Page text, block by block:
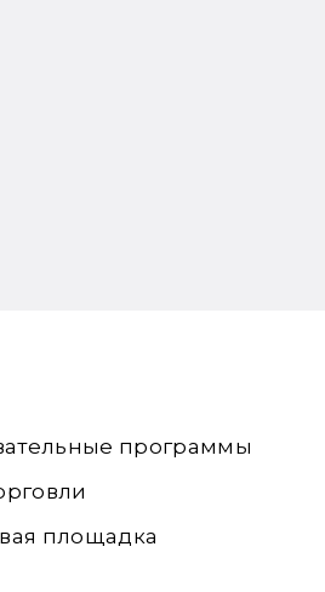
программы
площадка